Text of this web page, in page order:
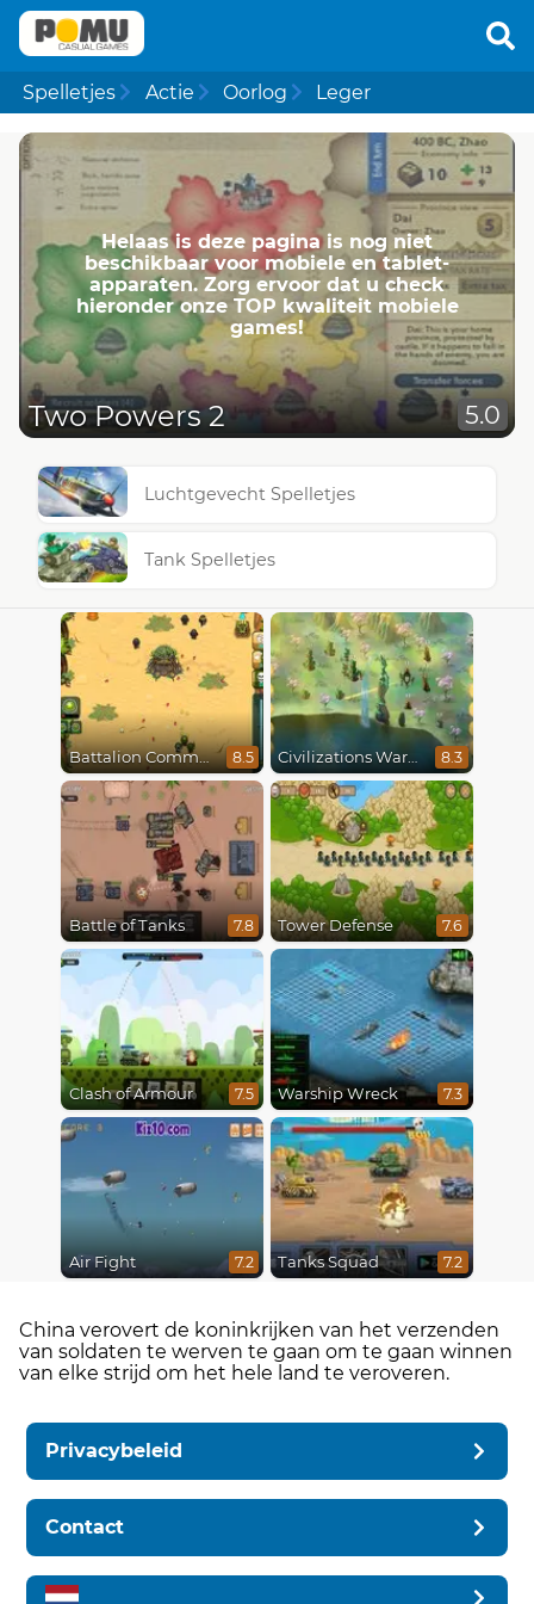
Spelletjes Actie Oorlog Leger
Helaas is deze pagina is nog niet
beschikbaar voor mobiele en tablet-
apparaten. Zorg ervoor dat u check
hieronder onze TOP kwaliteit mobiele
games!
Two Powers 2 5.0
Luchtgevecht Spelletjes
Tank Spelletjes
Battalion Commander 8.5 Civilizations Wars Master Edition 8.3
Battle of Tanks 7.8 Tower Defense 7.6
Clash of Armour 7.5 Warship Wreck 7.3
Air Fight 7.2 Tanks Squad 7.2
China verovert de koninkrijken van het verzenden
van soldaten te werven te gaan om te gaan winnen
van elke strijd om het hele land te veroveren.
Privacybeleid
Contact